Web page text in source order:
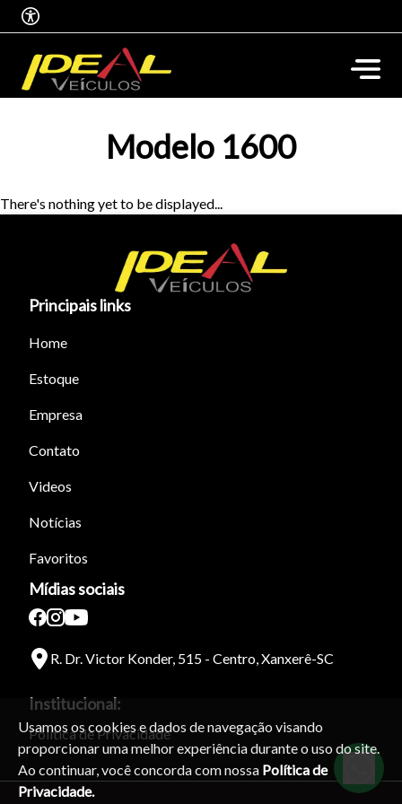
Usamos os cookies e dados de navegação visando
proporcionar uma melhor experiência durante o uso do site.
Ao continuar, você concorda com nossa Política de
Privacidade.
Tamanho do texto
Para aumentar ou diminuir a fonte em nosso site, utilize os
atalhos Ctrl+ (para aumentar) e Ctrl- (para diminuir) no seu
Modelo 1600
There's nothing yet to be displayed...
Principais links
Home
Estoque
Empresa
Contato
Videos
Notícias
Favoritos
Mídias sociais
R. Dr. Victor Konder, 515 - Centro, Xanxerê-SC
Institucional:
Política de Privacidade